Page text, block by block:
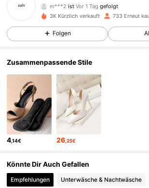
4,85
107 Follower
4,85
107 Follower
107 Follower
4,85 107 Follower
4,85
3K Kürzlich verkauft 733 Erneut
Folgen
Zusammenpassende Stile
4,14€ 26 ,25€
Könnte Dir Auch Gefallen
Empfehlungen Unterwäsche & Nachtwäsche